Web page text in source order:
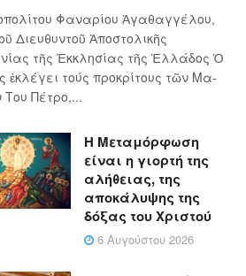
Φαναρίου Ἀγαθαγγέλου,
Διευθυντοῦ Ἀποστολικῆς
τῆς Ἐκκλησίας τῆς Ἑλλάδος Ὁ
ἐκλέγει τούς προ­κρί­τους τῶν Μα­
Του Πέ­τρο,...
Η Μεταμόρφωση
είναι η γιορτή της
αλήθειας, της
αποκάλυψης της
δόξας του Χριστού
6 Αυγούστου 2026